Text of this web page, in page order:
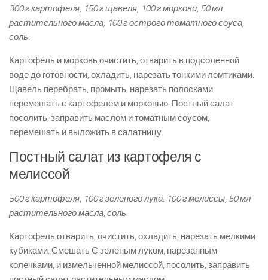
300 г картофеля, 150 г щавеля, 100 г моркови, 50 мл
растительного масла, 100 г острого томатного соуса,
соль.
Картофель и морковь очистить, отварить в подсоленной
воде до готовности, охладить, нарезать тонкими ломтиками.
Щавель перебрать, промыть, нарезать полосками,
перемешать с картофелем и морковью. Постный салат
посолить, заправить маслом и томатным соусом,
перемешать и выложить в салатницу.
Постный салат из картофеля с
мелиссой
500 г картофеля, 100 г зеленого лука, 100 г мелиссы, 50 мл
растительного масла, соль.
Картофель отварить, очистить, охладить, нарезать мелкими
кубиками. Смешать С зеленым луком, нарезанным
колечками, и измельченной мелиссой, посолить, заправить